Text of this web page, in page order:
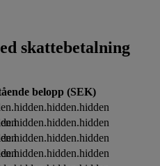
skattebetalning
belopp (SEK)